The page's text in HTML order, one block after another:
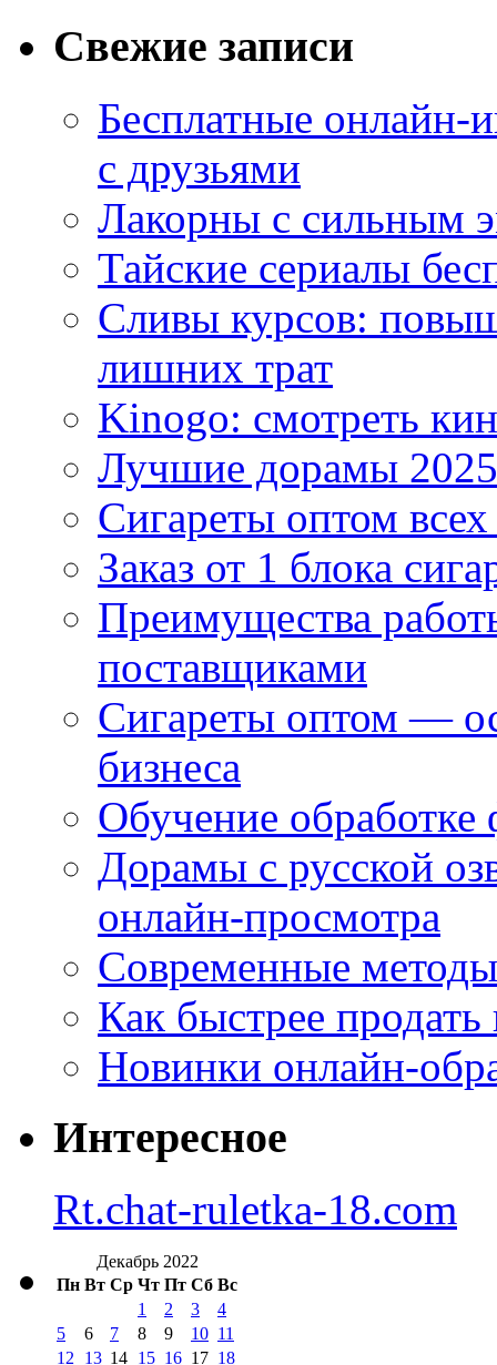
Свежие записи
Бесплатные
с друзьями
Лакорны с сильным
Тайские сериалы
Сливы курсов:
лишних трат
Kinogo: смотреть
Лучшие дорамы
Сигареты оптом
Заказ от 1 блока
Преимущества
поставщиками
Сигареты оптом —
бизнеса
Обучение
Дорамы с русской
онлайн-просмотра
Современные
Как быстрее
Новинки онлайн-
Интересное
Rt.chat-ruletka-18.com
Декабрь 2022
Пн Вт Ср Чт Пт Сб Вс
1 2 3
4
5
6 7 8 9 10 11
12
13 14 15 16 17 18